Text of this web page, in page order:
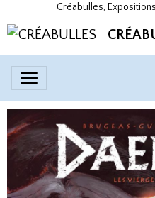
Créabulles,